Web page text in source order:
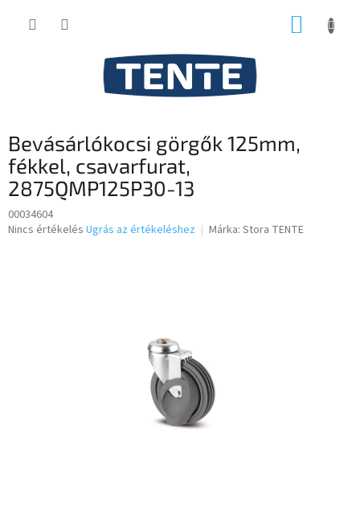
KOSÁR
Bevásárlókocsi görgők 125mm,
fékkel, csavarfurat,
2875QMP125P30-13
00034604
A
Nincs értékelés Ugrás az értékeléshez Márka: Stora TENTE